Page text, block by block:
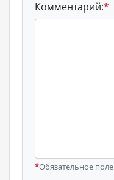
Комментарий:*
*Обязательное поле